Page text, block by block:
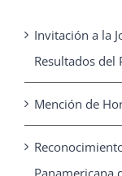
Invitación a la
Resultados del
Mención de